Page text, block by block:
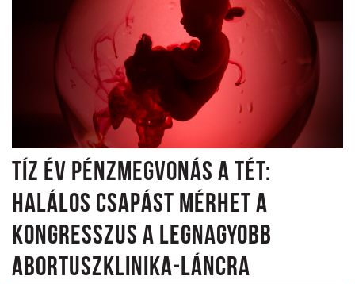
TÍZ ÉV PÉNZMEGVONÁS A TÉT:
HALÁLOS CSAPÁST MÉRHET A
KONGRESSZUS A LEGNAGYOBB
ABORTUSZKLINIKA-LÁNCRA